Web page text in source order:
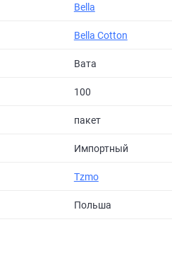
Bella
Bella Cotton
Вата
100
пакет
Импортный
Tzmo
Польша